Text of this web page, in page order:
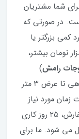
4 و 6 و 9 و 12 متری برای شما مشتریان
در صورتی که
کمی بزرگتر یا
باشند، می توانید در قبال 100 هزار تومان بیشتر،
رامش)
سفارش دهید. در ضمن هر سایز دلخواهی تا عرض ۳ متر
مورد نیاز
برای تولید این کاور فرش از روز ثبت سفارش، ۲۵ روز کاری
می شود. ما برای